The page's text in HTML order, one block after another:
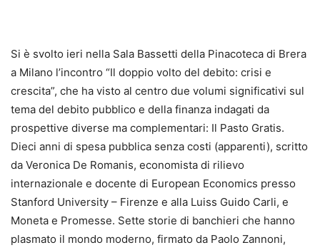
Si è svolto ieri nella Sala Bassetti della Pinacoteca di Brera
a Milano l’incontro “Il doppio volto del debito: crisi e
crescita”, che ha visto al centro due volumi significativi sul
tema del debito pubblico e della finanza indagati da
prospettive diverse ma complementari: Il Pasto Gratis.
Dieci anni di spesa pubblica senza costi (apparenti), scritto
da Veronica De Romanis, economista di rilievo
internazionale e docente di European Economics presso
Stanford University – Firenze e alla Luiss Guido Carli, e
Moneta e Promesse. Sette storie di banchieri che hanno
plasmato il mondo moderno, firmato da Paolo Zannoni,